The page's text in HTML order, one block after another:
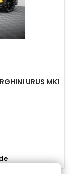
URUS MK1